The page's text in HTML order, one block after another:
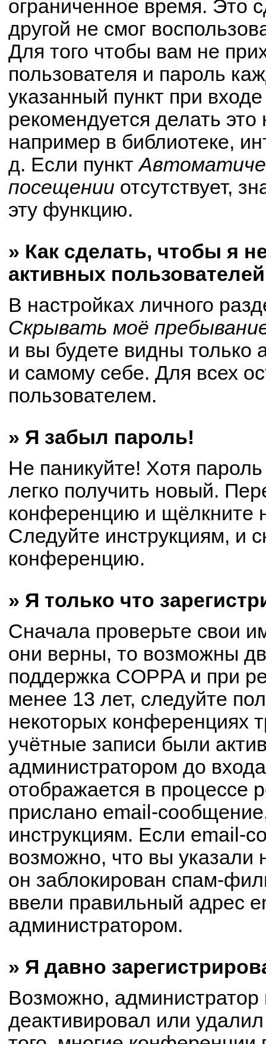
ограниченное время. Это
другой не смог
Для того чтобы вам не
пользователя и пароль
указанный пункт при
рекомендуется делать
например в библиотеке,
д. Если пункт
посещении отсутствует,
эту функцию.
» Как сделать, чтобы я
активных
В настройках личного
Скрывать моё
и вы будете видны только
и самому себе. Для всех
пользователем.
» Я забыл пароль!
Не паникуйте! Хотя
легко получить новый.
конференцию и щёлкните
Следуйте инструкциям, и
конференцию.
» Я только что
Сначала проверьте свои
они верны, то возможны
поддержка COPPA и при
менее 13 лет, следуйте
некоторых конференциях
учётные записи были
администратором до
отображается в процессе
прислано email-
инструкциям. Если email-
возможно, что вы
он заблокирован спам-
ввели правильный адрес
администратором.
» Я давно
Возможно, администратор
деактивировал или